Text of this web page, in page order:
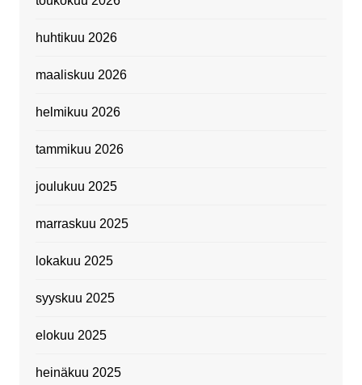
huhtikuu 2026
maaliskuu 2026
helmikuu 2026
tammikuu 2026
joulukuu 2025
marraskuu 2025
lokakuu 2025
syyskuu 2025
elokuu 2025
heinäkuu 2025